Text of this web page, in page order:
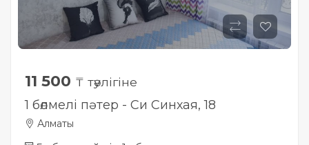
11 500 ₸ тәулігіне
1 бөлмелі пәтер - Си Синхая, 18
Алматы